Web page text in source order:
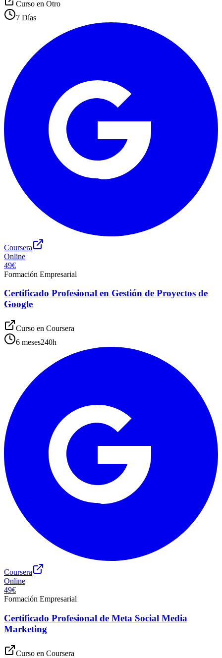
Curso en Otro
7 Días
Coursera
Online
49€
Formación Empresarial
Certificado Profesional en Gestión de Proyectos de
Google
Curso en Coursera
6 meses240h
Coursera
Online
49€
Formación Empresarial
Certificado Profesional de Meta Social Media
Marketing
Curso en Coursera